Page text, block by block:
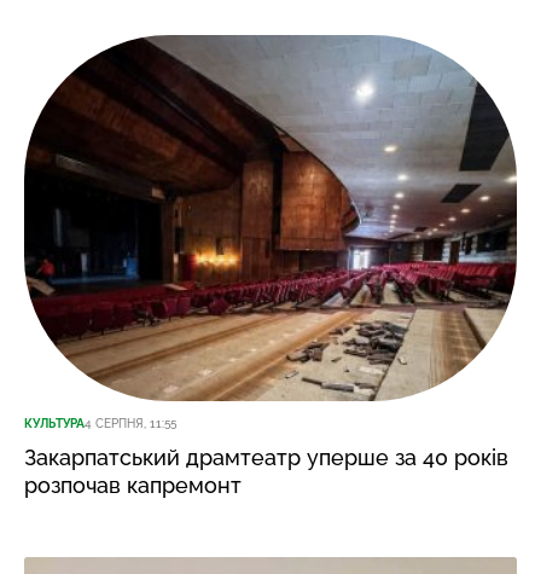
КУЛЬТУРА4 СЕРПНЯ, 11:55
Закарпатський драмтеатр уперше за 40 років
розпочав капремонт